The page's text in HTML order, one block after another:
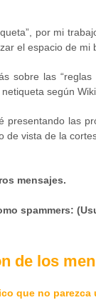
por mi
el espacio de
sobre las
según
presentando las
de vista de la
mensajes.
spammers:
de los
que no parezca